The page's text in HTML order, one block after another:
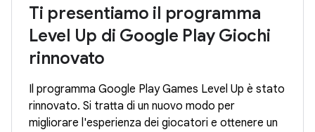
Ti presentiamo il programma
Level Up di Google Play Giochi
rinnovato
Il programma Google Play Games Level Up è stato
rinnovato. Si tratta di un nuovo modo per
migliorare l'esperienza dei giocatori e ottenere un